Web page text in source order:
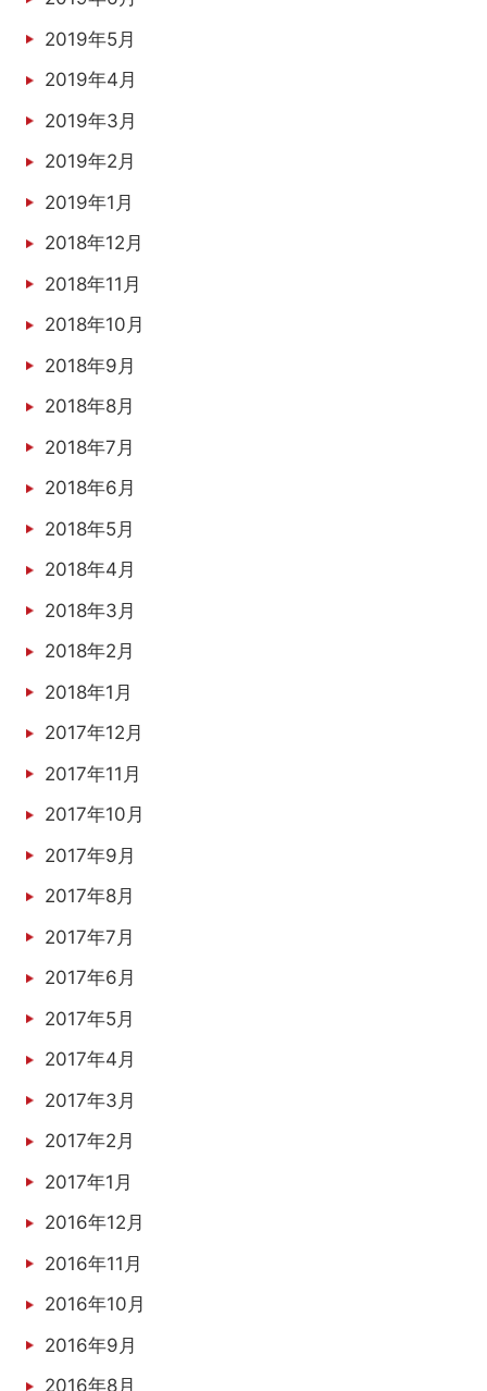
2019年5月
2019年4月
2019年3月
2019年2月
2019年1月
2018年12月
2018年11月
2018年10月
2018年9月
2018年8月
2018年7月
2018年6月
2018年5月
2018年4月
2018年3月
2018年2月
2018年1月
2017年12月
2017年11月
2017年10月
2017年9月
2017年8月
2017年7月
2017年6月
2017年5月
2017年4月
2017年3月
2017年2月
2017年1月
2016年12月
2016年11月
2016年10月
2016年9月
2016年8月